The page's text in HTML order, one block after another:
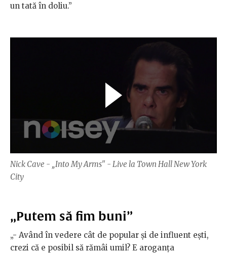
un tată în doliu.”
Nick Cave - „Into My Arms" - Live la Town Hall New York
City
„Putem să fim buni”
„- Având în vedere cât de popular și de influent ești,
crezi că e posibil să rămâi umil? E aroganța